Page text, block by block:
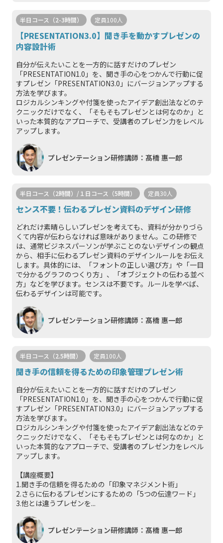
半日コース（2-3時間） 定員100人
【PRESENTATION3.0】聞き手を動かすプレゼンの
内容設計術
自分が伝えたいことを一方的に話すだけのプレゼン
「PRESENTATION1.0」を、聞き手の心をつかんで行動に促
すプレゼン「PRESENTATION3.0」にバージョンアップする
方法を学びます。
ロジカルシンキングや付箋を使ったアイデア創出法などのテ
クニックだけでなく、「そもそもプレゼンとは何なのか」と
いった本質的なアプローチで、受講者のプレゼン力をレベル
アップします。
プレゼンテーション研修講師：髙橋 惠一郎
半日コース（2時間）/１日コース（5時間） 定員30人
センス不要！伝わるプレゼン資料のデザイン研修
どれだけ素晴らしいプレゼンを考えても、資料が分かりづら
くて内容が伝わらなければ意味がありません。この研修で
は、通常ビジネスパーソンが学ぶことのないデザインの観点
から、相手に伝わるプレゼン資料のデザインルールをお伝え
します。具体的には、「フォントの正しい選び方」や「一目
で分かるグラフのつくり方」、「オブジェクトの伝わる並べ
方」などを学びます。センスは不要です。ルールを学べば、
伝わるデザインは可能です。
プレゼンテーション研修講師：髙橋 惠一郎
半日コース（2.5時間） 定員100人
聞き手の信頼を得るための印象管理プレゼン術
自分が伝えたいことを一方的に話すだけのプレゼン
「PRESENTATION1.0」を、聞き手の心をつかんで行動に促
すプレゼン「PRESENTATION3.0」にバージョンアップする
方法を学びます。
ロジカルシンキングや付箋を使ったアイデア創出法などのテ
クニックだけでなく、「そもそもプレゼンとは何なのか」と
いった本質的なアプローチで、受講者のプレゼン力をレベル
アップします。
【講座概要】
1.聞き手の信頼を得るための「印象マネジメント術」
2.さらに伝わるプレゼンにするための「5つの伝達ワード」
3.他とは違うプレゼンを...
プレゼンテーション研修講師：髙橋 惠一郎